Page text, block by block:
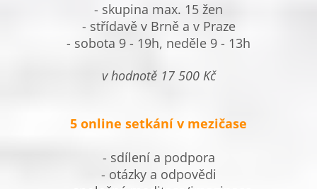
- skupina max. 15 žen
- střídavě v Brně a v Praze
- sobota 9 - 19h, neděle 9 - 13h
v hodnotě 17 500 Kč
5 online setkání v mezičase
- sdílení a podpora
- otázky a odpovědi